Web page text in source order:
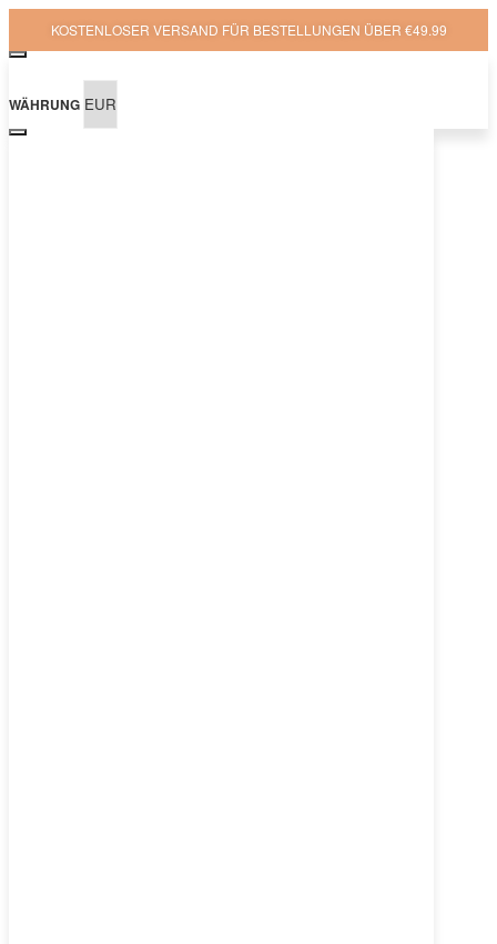
KOSTENLOSER VERSAND FÜR BESTELLUNGEN ÜBER €49.99
WÄHRUNG